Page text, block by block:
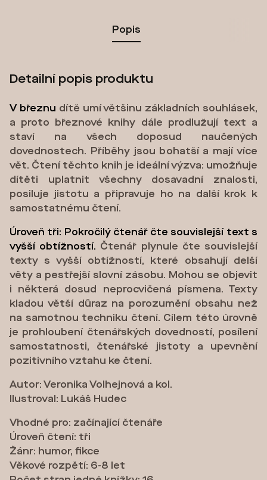
Popis
Detailní popis produktu
V březnu dítě umí většinu základních souhlásek,
a proto březnové knihy dále prodlužují text a
staví na všech doposud naučených
dovednostech. Příběhy jsou bohatší a mají více
vět. Čtení těchto knih je ideální výzva: umožňuje
dítěti uplatnit všechny dosavadní znalosti,
posiluje jistotu a připravuje ho na další krok k
samostatnému čtení.
Úroveň tři: Pokročilý čtenář čte souvislejší text s
vyšší obtížností. Čtenář plynule čte souvislejší
texty s vyšší obtížností, které obsahují delší
věty a pestřejší slovní zásobu. Mohou se objevit
i některá dosud neprocvičená písmena. Texty
kladou větší důraz na porozumění obsahu než
na samotnou techniku čtení. Cílem této úrovně
je prohloubení čtenářských dovedností, posílení
samostatnosti, čtenářské jistoty a upevnění
pozitivního vztahu ke čtení.
Autor: Veronika Volhejnová a kol.
Ilustroval: Lukáš Hudec
Vhodné pro: začínající čtenáře
Úroveň čtení: tři
Žánr: humor, fikce
Věkové rozpětí: 6-8 let